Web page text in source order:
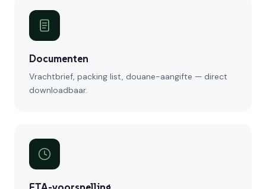
Documenten
Vrachtbrief, packing list, douane-aangifte — direct
downloadbaar.